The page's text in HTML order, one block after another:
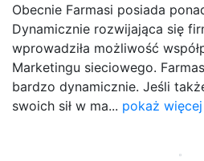
Obecnie Farmasi posiada
Dynamicznie rozwijająca się
wprowadziła możliwość
Marketingu sieciowego.
bardzo dynamicznie. Jeśli
swoich sił w ma... pokaż